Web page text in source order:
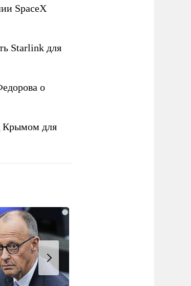
SpaceX
Starlink для
о
Крымом для
i